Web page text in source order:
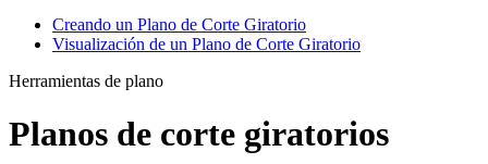
Creando un Plano de Corte Giratorio
Visualización de un Plano de Corte Giratorio
Herramientas de plano
Planos de corte giratorios